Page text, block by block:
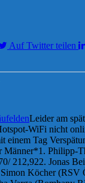
Auf Twitter teilen
Leider am
WiFi nicht
einem Tag
Männer*1. Philipp-
212,922. Jonas
Köcher (RSV